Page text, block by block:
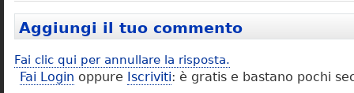
Aggiungi il tuo commento
Fai clic qui per annullare la risposta.
Fai Login oppure Iscriviti: è gratis e bastano pochi